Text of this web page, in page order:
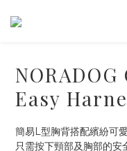
Easy
簡易L型胸背搭配繽紛可
只需按下頸部及胸部的安